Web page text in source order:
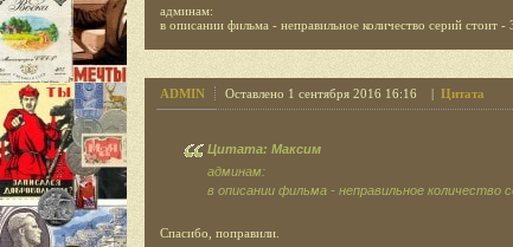
админам:
в описании фильма - неправильное количество серий стоит -
ADMIN Оставлено 1 сентября 2016 16:16 | Цитата
Цитата: Максим
админам:
в описании фильма - неправильное количество
Спасибо, поправили.